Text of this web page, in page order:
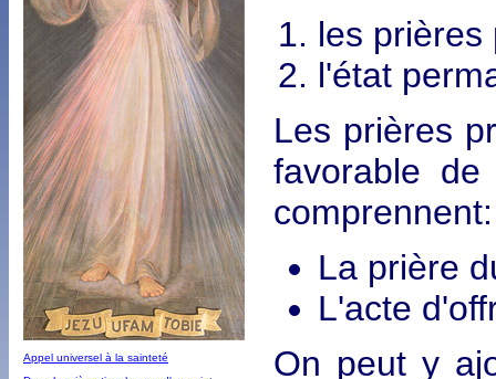
Appel universel à la sainteté
les prières
l'état
Les prières
favorable
comprennent:
La prière
L'acte
On peut y